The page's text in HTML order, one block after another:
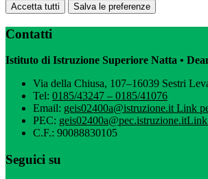
Accetta tutti Salva le preferenze
Contatti
Istituto di Istruzione Superiore Natta •
Via della Chiusa, 107–16039 Sestri
Tel: 0185/43247 – 0185/41076
Email: geis02400a@istruzione.itLink
PEC: geis02400a@pec.istruzione.itLink
C.F.: 90088830105
Seguici su